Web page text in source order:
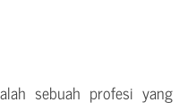
sebuah profesi yang